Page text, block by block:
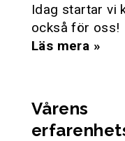
Idag startar vi
också för oss!
Läs mera »
Vårens